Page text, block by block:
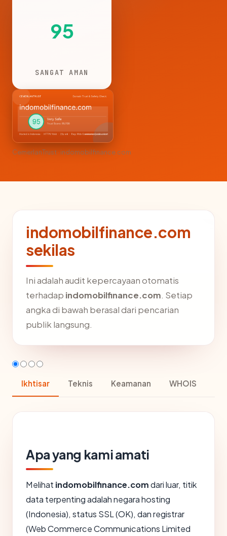
95
SANGAT AMAN
CemerlanTrust · indomobilfinance.com
indomobilfinance.com
sekilas
Ini adalah audit kepercayaan otomatis
terhadap indomobilfinance.com. Setiap
angka di bawah berasal dari pencarian
publik langsung.
Ikhtisar Teknis Keamanan WHOIS
Apa yang kami amati
Melihat indomobilfinance.comdari luar, titik
data terpenting adalah negara hosting
(Indonesia), status SSL (OK), dan registrar
(Web Commerce Communications Limited